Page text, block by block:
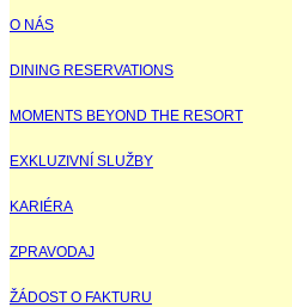
O NÁS
DINING RESERVATIONS
MOMENTS BEYOND THE RESORT
EXKLUZIVNÍ SLUŽBY
KARIÉRA
ZPRAVODAJ
ŽÁDOST O FAKTURU